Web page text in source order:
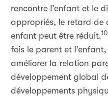
rencontre l’enfant et le
appropriés, le retard de
enfant peut être réduit.
fois le parent et
améliorer la relation
développement global
développements